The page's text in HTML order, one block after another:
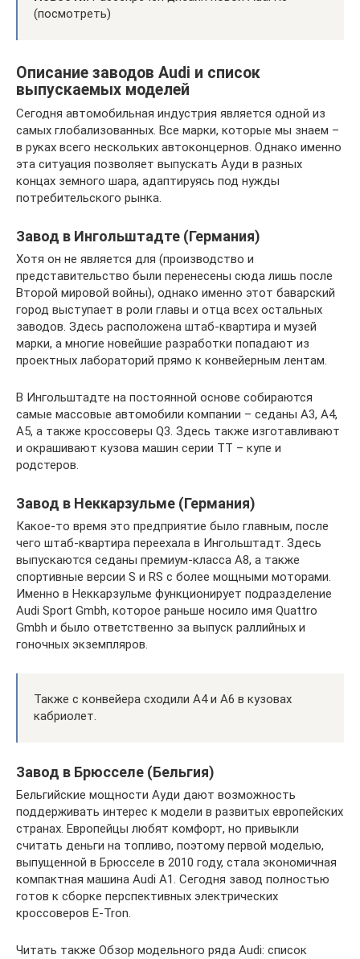
(посмотреть)
Описание заводов Audi и список
выпускаемых моделей
Сегодня автомобильная индустрия является одной из
самых глобализованных. Все марки, которые мы знаем –
в руках всего нескольких автоконцернов. Однако именно
эта ситуация позволяет выпускать Ауди в разных
концах земного шара, адаптируясь под нужды
потребительского рынка.
Завод в Ингольштадте (Германия)
Хотя он не является для (производство и
представительство были перенесены сюда лишь после
Второй мировой войны), однако именно этот баварский
город выступает в роли главы и отца всех остальных
заводов. Здесь расположена штаб-квартира и музей
марки, а многие новейшие разработки попадают из
проектных лабораторий прямо к конвейерным лентам.
В Ингольштадте на постоянной основе собираются
самые массовые автомобили компании – седаны A3, A4,
A5, а также кроссоверы Q3. Здесь также изготавливают
и окрашивают кузова машин серии TT – купе и
родстеров.
Завод в Неккарзульме (Германия)
Какое-то время это предприятие было главным, после
чего штаб-квартира переехала в Ингольштадт. Здесь
выпускаются седаны премиум-класса A8, а также
спортивные версии S и RS с более мощными моторами.
Именно в Неккарзульме функционирует подразделение
Audi Sport Gmbh, которое раньше носило имя Quattro
Gmbh и было ответственно за выпуск раллийных и
гоночных экземпляров.
Также с конвейера сходили A4 и A6 в кузовах
кабриолет.
Завод в Брюсселе (Бельгия)
Бельгийские мощности Ауди дают возможность
поддерживать интерес к модели в развитых европейских
странах. Европейцы любят комфорт, но привыкли
считать деньги на топливо, поэтому первой моделью,
выпущенной в Брюсселе в 2010 году, стала экономичная
компактная машина Audi A1. Сегодня завод полностью
готов к сборке перспективных электрических
кроссоверов E-Tron.
Читать также Обзор модельного ряда Audi: список